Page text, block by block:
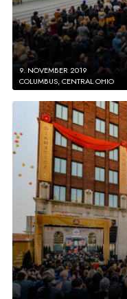
9. NOVEMBER 2019
COLUMBUS, CENTRAL OHIO